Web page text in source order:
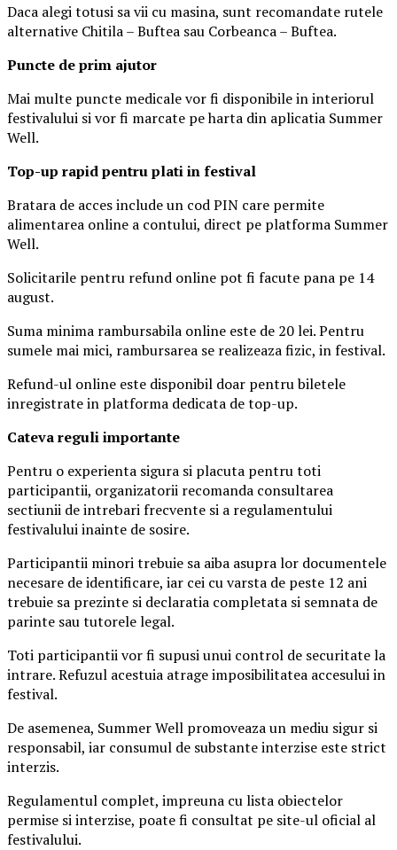
Daca alegi totusi sa vii cu masina, sunt recomandate rutele
alternative Chitila – Buftea sau Corbeanca – Buftea.
Puncte de prim ajutor
Mai multe puncte medicale vor fi disponibile in interiorul
festivalului si vor fi marcate pe harta din aplicatia Summer
Well.
Top-up rapid pentru plati in festival
Bratara de acces include un cod PIN care permite
alimentarea online a contului, direct pe platforma Summer
Well.
Solicitarile pentru refund online pot fi facute pana pe 14
august.
Suma minima rambursabila online este de 20 lei. Pentru
sumele mai mici, rambursarea se realizeaza fizic, in festival.
Refund-ul online este disponibil doar pentru biletele
inregistrate in platforma dedicata de top-up.
Cateva reguli importante
Pentru o experienta sigura si placuta pentru toti
participantii, organizatorii recomanda consultarea
sectiunii de intrebari frecvente si a regulamentului
festivalului inainte de sosire.
Participantii minori trebuie sa aiba asupra lor documentele
necesare de identificare, iar cei cu varsta de peste 12 ani
trebuie sa prezinte si declaratia completata si semnata de
parinte sau tutorele legal.
Toti participantii vor fi supusi unui control de securitate la
intrare. Refuzul acestuia atrage imposibilitatea accesului in
festival.
De asemenea, Summer Well promoveaza un mediu sigur si
responsabil, iar consumul de substante interzise este strict
interzis.
Regulamentul complet, impreuna cu lista obiectelor
permise si interzise, poate fi consultat pe site-ul oficial al
festivalului.